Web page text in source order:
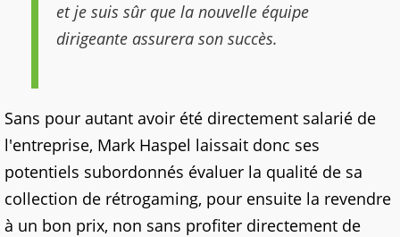
et je suis sûr que la nouvelle équipe
dirigeante assurera son succès.
Sans pour autant avoir été directement salarié de
l'entreprise, Mark Haspel laissait donc ses
potentiels subordonnés évaluer la qualité de sa
collection de rétrogaming, pour ensuite la revendre
à un bon prix, non sans profiter directement de